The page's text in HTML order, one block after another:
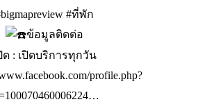
#ที่พัก
ข้อมูลติดต่อ
ด : เปิดบริการทุกวัน
profile.php?